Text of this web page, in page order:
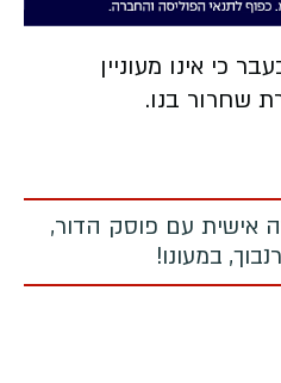
כי אינו מעוניין
שחרור בנו.
אישית עם פוסק הדור,
במעונו!